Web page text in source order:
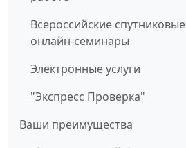
Всероссийские спутниковые
онлайн-семинары
Электронные услуги
"Экспресс Проверка"
Ваши преимущества